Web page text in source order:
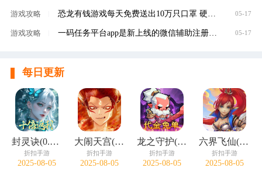
游戏攻略 05-17
游戏攻略 一码任务平台app是新上线的微信辅助注册赚钱平 05-17
每日更新
封灵诀(0.05十倍返利免单版)
折扣手游
2025-08-05
大闹天宫(0.05折开箱买断版)
折扣手游
2025-08-05
龙之守护(0.05折代金免单)
折扣手游
2025-08-05
六界飞仙(0.1折免费送6480)
折扣手游
2025-08-05